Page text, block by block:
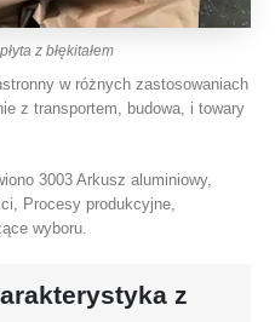
z błękitałem
w różnych zastosowaniach
z transportem, budowa, i towary
3003 Arkusz aluminiowy,
Procesy produkcyjne,
wyboru.
z